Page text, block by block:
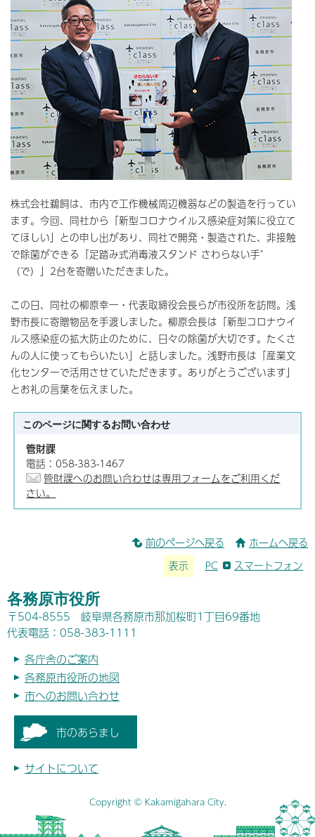
株式会社鵜飼は、市内で工作機械周辺機器などの製造を行ってい
ます。今回、同社から「新型コロナウイルス感染症対策に役立て
てほしい」との申し出があり、同社で開発・製造された、非接触
で除菌ができる「足踏み式消毒液スタンド さわらない手゛
（で）」2台を寄贈いただきました。
この日、同社の柳原幸一・代表取締役会長らが市役所を訪問。浅
野市長に寄贈物品を手渡しました。柳原会長は「新型コロナウイ
ルス感染症の拡大防止のために、日々の除菌が大切です。たくさ
んの人に使ってもらいたい」と話しました。浅野市長は「産業文
化センターで活用させていただきます。ありがとうございます」
とお礼の言葉を伝えました。
このページに関するお問い合わせ
管財課
電話：058-383-1467
管財課へのお問い合わせは専用フォームをご利用くだ
さい。
前のページへ戻る ホームへ戻る
表示 PC スマートフォン
各務原市役所
〒504-8555 岐阜県各務原市那加桜町1丁目69番地
代表電話：058-383-1111
各庁舎のご案内
各務原市役所の地図
市へのお問い合わせ
市のあらまし
サイトについて
Copyright © Kakamigahara City.